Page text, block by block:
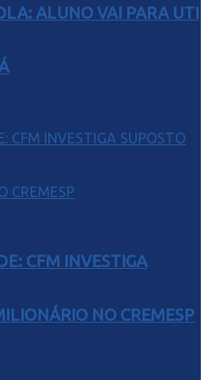
ALUNO VAI PARA UTI
CFM INVESTIGA
NO CREMESP